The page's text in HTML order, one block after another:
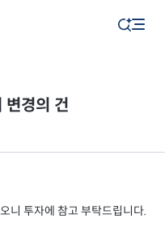
변경의 건
니 투자에 참고 부탁드립니다.